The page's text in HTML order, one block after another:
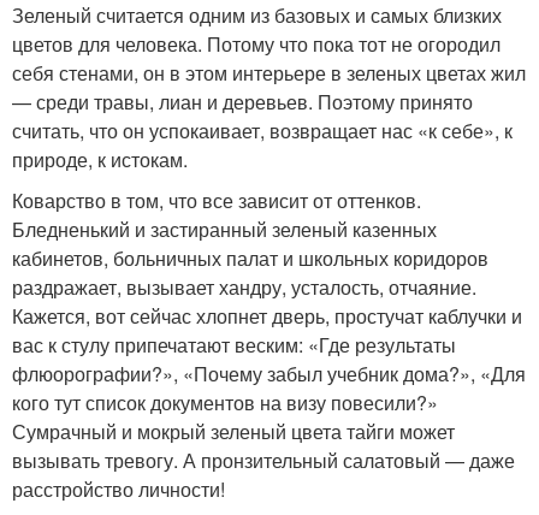
Зеленый считается одним из базовых и самых близких
цветов для человека. Потому что пока тот не огородил
себя стенами, он в этом интерьере в зеленых цветах жил
— среди травы, лиан и деревьев. Поэтому принято
считать, что он успокаивает, возвращает нас «к себе», к
природе, к истокам.
Коварство в том, что все зависит от оттенков.
Бледненький и застиранный зеленый казенных
кабинетов, больничных палат и школьных коридоров
раздражает, вызывает хандру, усталость, отчаяние.
Кажется, вот сейчас хлопнет дверь, простучат каблучки и
вас к стулу припечатают веским: «Где результаты
флюорографии?», «Почему забыл учебник дома?», «Для
кого тут список документов на визу повесили?»
Сумрачный и мокрый зеленый цвета тайги может
вызывать тревогу. А пронзительный салатовый — даже
расстройство личности!